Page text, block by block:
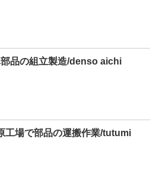
品の組立製造/denso aichi
工場で部品の運搬作業/tutumi